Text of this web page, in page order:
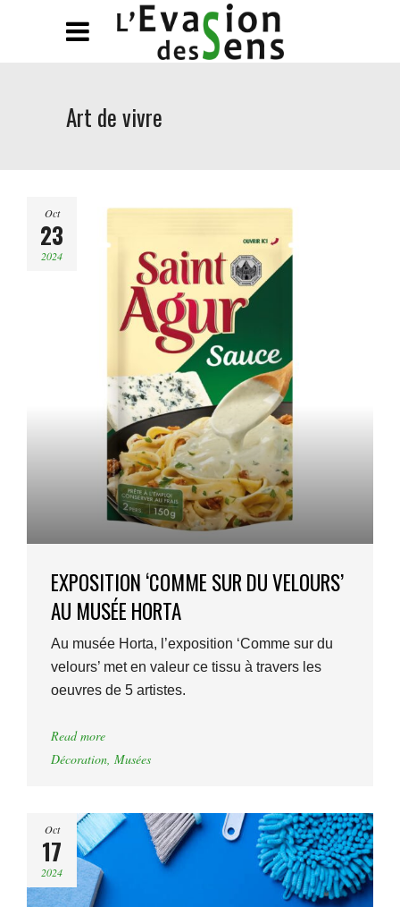
Art de vivre
Oct
23
2024
EXPOSITION ‘COMME SUR DU VELOURS’
AU MUSÉE HORTA
Au musée Horta, l’exposition ‘Comme sur du
velours’ met en valeur ce tissu à travers les
oeuvres de 5 artistes.
Read more
Décoration, Musées
Oct
17
2024